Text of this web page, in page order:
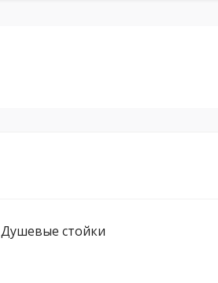
Душевые стойки